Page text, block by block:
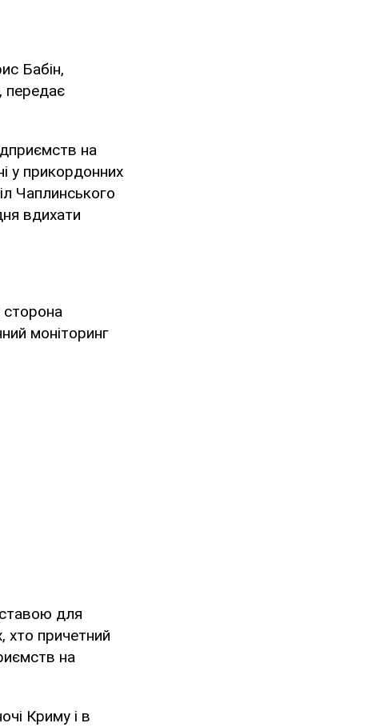
Бабін,
передає
на
у прикордонних
Чаплинського
вдихати
сторона
моніторинг
для
хто причетний
на
Криму і в